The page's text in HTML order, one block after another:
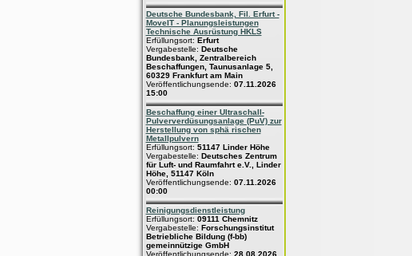
Deutsche Bundesbank, Fil. Erfurt -
MoveIT - Planungsleistungen
Technische Ausrüstung HKLS
Erfüllungsort: Erfurt
Vergabestelle: Deutsche
Bundesbank, Zentralbereich
Beschaffungen, Taunusanlage 5,
60329 Frankfurt am Main
Veröffentlichungsende: 07.11.2026
15:00
Beschaffung einer Ultraschall-
Pulververdüsungsanlage (PuV) zur
Herstellung von sphä rischen
Metallpulvern
Erfüllungsort: 51147 Linder Höhe
Vergabestelle: Deutsches Zentrum
für Luft- und Raumfahrt e.V., Linder
Höhe, 51147 Köln
Veröffentlichungsende: 07.11.2026
00:00
Reinigungsdienstleistung
Erfüllungsort: 09111 Chemnitz
Vergabestelle: Forschungsinstitut
Betriebliche Bildung (f-bb)
gemeinnützige GmbH
Veröffentlichungsende: 28.08.2026